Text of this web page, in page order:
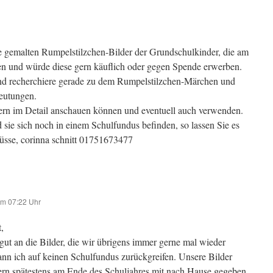
gemalten Rumpelstilzchen-Bilder der Grundschulkinder, die am
und würde diese gern käuflich oder gegen Spende erwerben.
recherchiere gerade zu dem Rumpelstilzchen-Märchen und
im Detail anschauen können und eventuell auch verwenden.
sich noch in einem Schulfundus befinden, so lassen Sie es
corinna schnitt 01751673477
07:22 Uhr
an die Bilder, die wir übrigens immer gerne mal wieder
ich auf keinen Schulfundus zurückgreifen. Unsere Bilder